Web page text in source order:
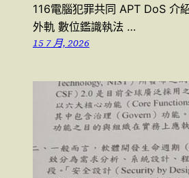
116電腦犯罪共同 APT DoS 介
外軌 數位鑑識執法 …
15 7 月, 2026